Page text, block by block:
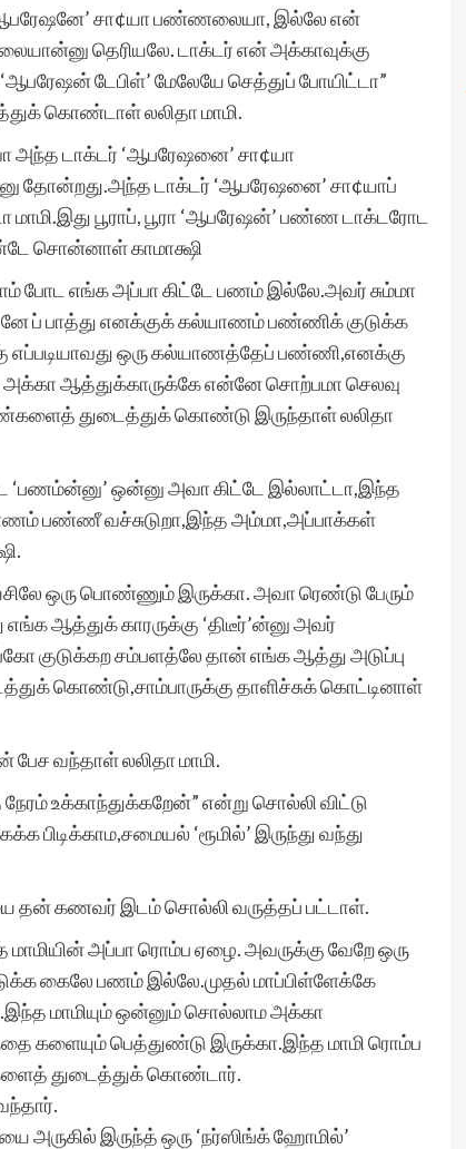
சா¢யா பண்ணலையா, இல்லே என்
தெரியலே. டாக்டர் என் அக்காவுக்கு
டேபிள்’ மேலேயே செத்துப் போயிட்டா”
கொண்டாள் லலிதா மாமி.
அந்த டாக்டர் ‘ஆபரேஷனை’ சா¢யா
தோன்றது.அந்த டாக்டர் ‘ஆபரேஷனை’ சா¢யாப்
பூராப், பூரா ‘ஆபரேஷன்’ பண்ண டாக்டரோட
சொன்னாள் காமாக்ஷி
போட எங்க அப்பா கிட்டே பணம் இல்லே.அவர் சும்மா
ப் பாத்து எனக்குக் கல்யாணம் பண்ணிக் குடுக்க
எப்படியாவது ஒரு கல்யாணத்தேப் பண்ணி,எனக்கு
ஆத்துக்காருக்கே என்னே சொற்பமா செலவு
துடைத்துக் கொண்டு இருந்தாள் லலிதா
‘பணம்ன்னு’ ஒன்னு அவா கிட்டே இல்லாட்டா,இந்த
பண்ணீ வச்சுடுறா,இந்த அம்மா,அப்பாக்கள்
ஒரு பொண்ணும் இருக்கா. அவா ரெண்டு பேரும்
ஆத்துக் காரருக்கு ‘திடீர்’ன்னு அவர்
சம்பளத்லே தான் எங்க ஆத்து அடுப்பு
கொண்டு,சாம்பாருக்கு தாளிச்சுக் கொட்டினாள்
பேச வந்தாள் லலிதா மாமி.
உக்காந்துக்கறேன்” என்று சொல்லி விட்டு
‘ரூமில்’ இருந்து வந்து
தன் கணவர் இடம் சொல்லி வருத்தப் பட்டாள்.
மாமியின் அப்பா ரொம்ப ஏழை. அவருக்கு வேறே ஒரு
கைலே பணம் இல்லே.முதல் மாப்பிள்ளேக்கே
மாமியும் ஒன்னும் சொல்லாம அக்கா
பெத்துண்டு இருக்கா.இந்த மாமி ரொம்ப
துடைத்துக் கொண்டார்.
அருகில் இருந்த் ஒரு ‘நர்ஸிங்க் ஹோமில்’
கற்பனைகள் சேர்ந்த கதை
வடிவில் எழுத விழையும்
எனைப் போன்றவர்களுக்கு
ஆதரவு அளித்து ஒரு
இணையதள மேடை
அமைத்து தந்திருக்கும்
‘சிறுகதை.காம்’ நிறுவனர்,
அதற்கு துணை இருப்போர்
அத்துணை பேருக்கும் என்
மனமார்ந்த நன்றிகள் பல.
மேலும் பல உயர்வுகளையும்,
ஆண்டவனை
வேண்டுகிறேன். எனது
வாழ்த்துகள்.